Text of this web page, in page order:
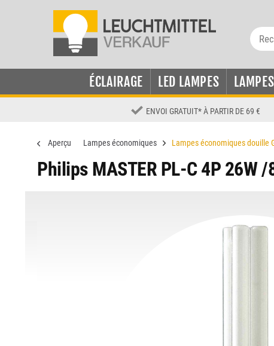
ÉCLAIRAGE LED LAMPES
ENVOI GRATUIT* À PARTIR DE 69 €
Aperçu Lampes économiques Lampes économiques douille
Philips MASTER PL-C 4P 26W